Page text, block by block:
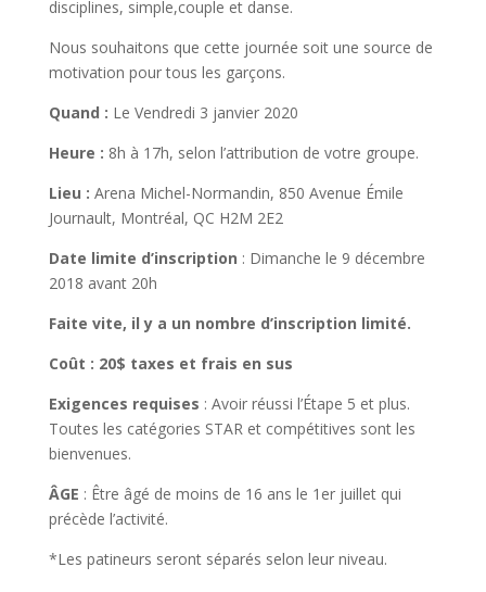
disciplines, simple,couple et danse.
Nous souhaitons que cette journée soit une source de
motivation pour tous les garçons.
Quand : Le Vendredi 3 janvier 2020
Heure : 8h à 17h, selon l’attribution de votre groupe.
Lieu : Arena Michel-Normandin, 850 Avenue Émile
Journault, Montréal, QC H2M 2E2
Date limite d’inscription : Dimanche le 9 décembre
2018 avant 20h
Faite vite, il y a un nombre d’inscription limité.
Coût : 20$ taxes et frais en sus
Exigences requises : Avoir réussi l’Étape 5 et plus.
Toutes les catégories STAR et compétitives sont les
bienvenues.
ÂGE : Être âgé de moins de 16 ans le 1er juillet qui
précède l’activité.
*Les patineurs seront séparés selon leur niveau.